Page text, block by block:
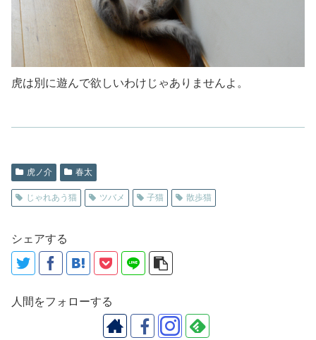
虎は別に遊んで欲しいわけじゃありませんよ。
虎ノ介 春太
じゃれあう猫 ツバメ 子猫 散歩猫
シェアする
人間をフォローする